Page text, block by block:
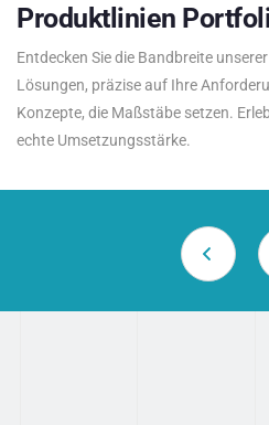
Produktlinien
Entdecken Sie die Bandbreite
Lösungen, präzise auf Ihre
Konzepte, die Maßstäbe setzen.
echte Umsetzungsstärke.